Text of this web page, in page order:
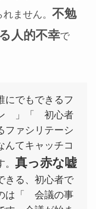
ません。 不勉
人的不幸で
でもできるフ
ン 」「 初心者
ファシリテーシ
てキャッチコ
真っ赤な嘘
きる、初心者で
は「 会議の事